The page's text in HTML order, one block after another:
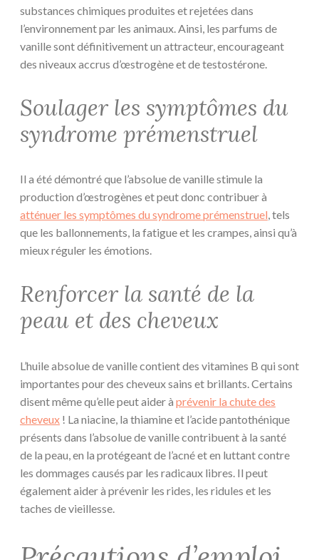
substances chimiques produites et rejetées dans
l’environnement par les animaux. Ainsi, les parfums de
vanille sont définitivement un attracteur, encourageant
des niveaux accrus d’œstrogène et de testostérone.
Soulager les symptômes du
syndrome prémenstruel
Il a été démontré que l’absolue de vanille stimule la
production d’œstrogènes et peut donc contribuer à
atténuer les symptômes du syndrome prémenstruel, tels
que les ballonnements, la fatigue et les crampes, ainsi qu’à
mieux réguler les émotions.
Renforcer la santé de la
peau et des cheveux
L’huile absolue de vanille contient des vitamines B qui sont
importantes pour des cheveux sains et brillants. Certains
disent même qu’elle peut aider à prévenir la chute des
cheveux ! La niacine, la thiamine et l’acide pantothénique
présents dans l’absolue de vanille contribuent à la santé
de la peau, en la protégeant de l’acné et en luttant contre
les dommages causés par les radicaux libres. Il peut
également aider à prévenir les rides, les ridules et les
taches de vieillesse.